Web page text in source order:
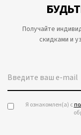
Получайте
скидками и
Я ознакомлен(а) с